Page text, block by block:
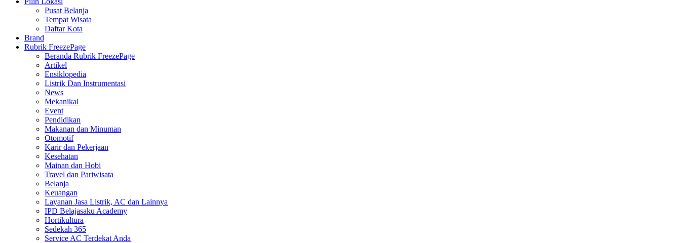
Pusat Belanja
Tempat Wisata
Daftar Kota
Brand
Rubrik FreezePage
Beranda Rubrik FreezePage
Artikel
Ensiklopedia
Listrik Dan Instrumentasi
News
Mekanikal
Event
Pendidikan
Makanan dan Minuman
Otomotif
Karir dan Pekerjaan
Kesehatan
Mainan dan Hobi
Travel dan Pariwisata
Belanja
Keuangan
Layanan Jasa Listrik, AC dan Lainnya
IPD Belajasaku Academy
Hortikultura
Sedekah 365
Service AC Terdekat Anda